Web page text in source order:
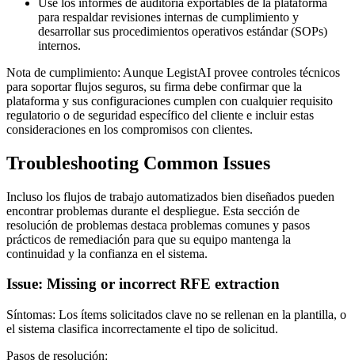
Use los informes de auditoría exportables de la plataforma
para respaldar revisiones internas de cumplimiento y
desarrollar sus procedimientos operativos estándar (SOPs)
internos.
Nota de cumplimiento: Aunque LegistAI provee controles técnicos
para soportar flujos seguros, su firma debe confirmar que la
plataforma y sus configuraciones cumplen con cualquier requisito
regulatorio o de seguridad específico del cliente e incluir estas
consideraciones en los compromisos con clientes.
Troubleshooting Common Issues
Incluso los flujos de trabajo automatizados bien diseñados pueden
encontrar problemas durante el despliegue. Esta sección de
resolución de problemas destaca problemas comunes y pasos
prácticos de remediación para que su equipo mantenga la
continuidad y la confianza en el sistema.
Issue: Missing or incorrect RFE extraction
Síntomas: Los ítems solicitados clave no se rellenan en la plantilla, o
el sistema clasifica incorrectamente el tipo de solicitud.
Pasos de resolución: